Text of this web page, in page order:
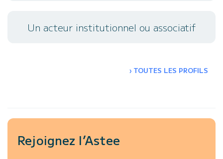
Un acteur institutionnel ou associatif
› TOUTES LES PROFILS
Rejoignez l’Astee